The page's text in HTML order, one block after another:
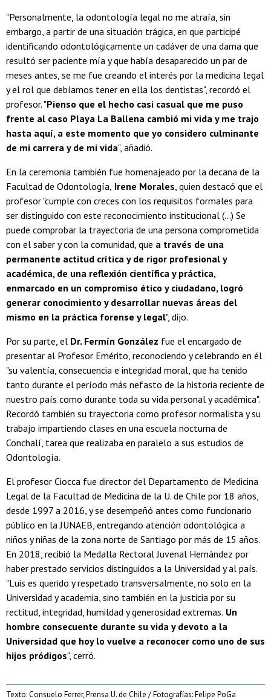
"Personalmente, la odontología legal no me atraía, sin
embargo, a partir de una situación trágica, en que participé
identificando odontológicamente un cadáver de una dama que
resultó ser paciente mía y que había desaparecido un par de
meses antes, se me fue creando el interés por la medicina legal
y el rol que debíamos tener en ella los dentistas", recordó el
profesor. "Pienso que el hecho casi casual que me puso
frente al caso Playa La Ballena cambió mi vida y me trajo
hasta aquí, a este momento que yo considero culminante
de mi carrera y de mi vida", añadió.
En la ceremonia también fue homenajeado por la decana de la
Facultad de Odontología, Irene Morales, quien destacó que el
profesor "cumple con creces con los requisitos formales para
ser distinguido con este reconocimiento institucional (...) Se
puede comprobar la trayectoria de una persona comprometida
con el saber y con la comunidad, que a través de una
permanente actitud crítica y de rigor profesional y
académica, de una reflexión científica y práctica,
enmarcado en un compromiso ético y ciudadano, logró
generar conocimiento y desarrollar nuevas áreas del
mismo en la práctica forense y legal", dijo.
Por su parte, el Dr. Fermín González fue el encargado de
presentar al Profesor Emérito, reconociendo y celebrando en él
"su valentía, consecuencia e integridad moral, que ha tenido
tanto durante el período más nefasto de la historia reciente de
nuestro país como durante toda su vida personal y académica".
Recordó también su trayectoria como profesor normalista y su
trabajo impartiendo clases en una escuela nocturna de
Conchalí, tarea que realizaba en paralelo a sus estudios de
Odontología.
El profesor Ciocca fue director del Departamento de Medicina
Legal de la Facultad de Medicina de la U. de Chile por 18 años,
desde 1997 a 2016, y se desempeñó antes como funcionario
público en la JUNAEB, entregando atención odontológica a
niños y niñas de la zona norte de Santiago por más de 15 años.
En 2018, recibió la Medalla Rectoral Juvenal Hernández por
haber prestado servicios distinguidos a la Universidad y al país.
"Luis es querido y respetado transversalmente, no solo en la
Universidad y academia, sino también en la justicia por su
rectitud, integridad, humildad y generosidad extremas. Un
hombre consecuente durante su vida y devoto a la
Universidad que hoy lo vuelve a reconocer como uno de sus
hijos pródigos", cerró.
Texto: Consuelo Ferrer, Prensa U. de Chile / Fotografías: Felipe PoGa